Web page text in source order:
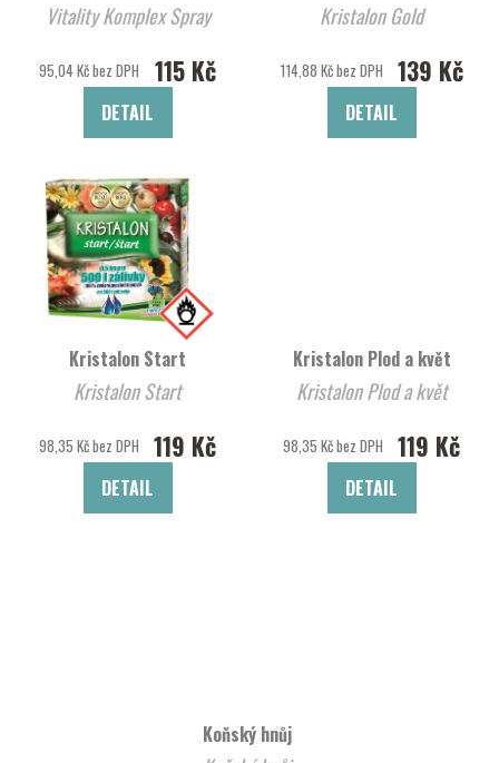
Vitality Komplex Spray
95,04 Kč bez DPH 115 Kč
DETAIL
Kristalon Gold
114,88 Kč bez DPH 139 Kč
DETAIL
Kristalon Start
Kristalon Start
98,35 Kč bez DPH 119 Kč
DETAIL
Kristalon Plod a květ
Kristalon Plod a květ
98,35 Kč bez DPH 119 Kč
DETAIL
Koňský hnůj